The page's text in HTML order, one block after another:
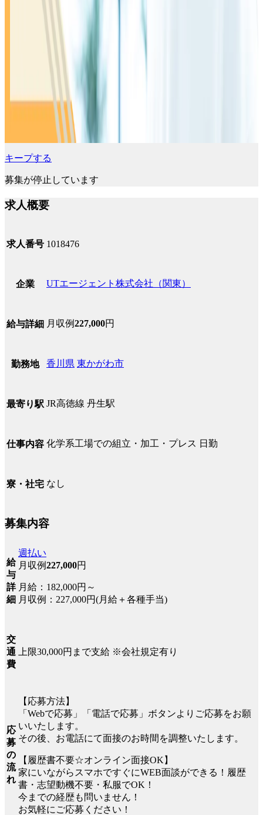
キープする
募集が停止しています
求人概要
求人番号 1018476
企業 UTエージェント株式会社（関東）
給与詳細 月収例227,000円
勤務地 香川県 東かがわ市
最寄り駅 JR高徳線 丹生駅
仕事内容 化学系工場での組立・加工・プレス 日勤
寮・社宅 なし
募集内容
給
与
詳
細
週払い
月収例227,000円
月給：182,000円～
月収例：227,000円(月給＋各種手当)
交
通
費
上限30,000円まで支給 ※会社規定有り
応
募
の
流
れ
【応募方法】
「Webで応募」「電話で応募」ボタンよりご応募をお願
いいたします。
その後、お電話にて面接のお時間を調整いたします。
【履歴書不要☆オンライン面接OK】
家にいながらスマホですぐにWEB面談ができる！履歴
書・志望動機不要・私服でOK！
今までの経歴も問いません！
お気軽にご応募ください！